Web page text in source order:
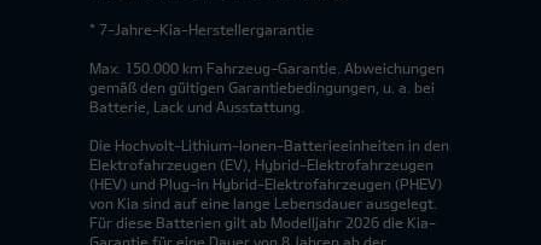
* 7-Jahre-Kia-Herstellergarantie
Max. 150.000 km Fahrzeug-Garantie. Abweichungen
gemäß den gültigen Garantiebedingungen, u. a. bei
Batterie, Lack und Ausstattung.
Die Hochvolt-Lithium-Ionen-Batterieeinheiten in den
Elektrofahrzeugen (EV), Hybrid-Elektrofahrzeugen
(HEV) und Plug-in Hybrid-Elektrofahrzeugen (PHEV)
von Kia sind auf eine lange Lebensdauer ausgelegt.
Für diese Batterien gilt ab Modelljahr 2026 die Kia-
Garantie für eine Dauer von 8 Jahren ab der